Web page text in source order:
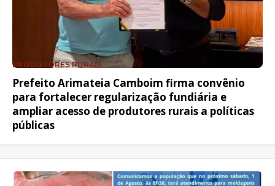
PRODUTORES RURAIS
Prefeito Arimateia Camboim firma convênio
para fortalecer regularização fundiária e
ampliar acesso de produtores rurais a políticas
públicas